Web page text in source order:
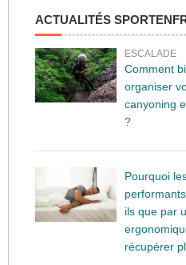
ACTUALITÉS
ESCALADE
Comment
organiser
canyoning
?
Pourquoi
ils que par
récupérer